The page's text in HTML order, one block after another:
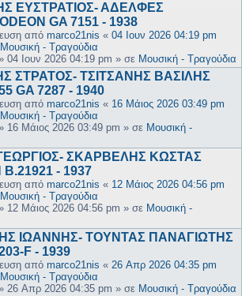
ΕΥΣΤΡΑΤΙΟΣ- ΑΔΕΛΦΕΣ
GA 7151 - 1938
από marco21nis « 04 Ιουν 2026 04:19 pm
Μουσική - Τραγούδια
04 Ιουν 2026 04:19 pm » σε Μουσική - Τραγούδια
ΣΤΡΑΤΟΣ- ΤΣΙΤΣΑΝΗΣ ΒΑΣΙΛΗΣ
GA 7287 - 1940
από marco21nis « 16 Μάιος 2026 03:49 pm
Μουσική - Τραγούδια
16 Μάιος 2026 03:49 pm » σε Μουσική -
ΣΚΑΡΒΕΛΗΣ ΚΩΣΤΑΣ
B.21921 - 1937
από marco21nis « 12 Μάιος 2026 04:56 pm
Μουσική - Τραγούδια
12 Μάιος 2026 04:56 pm » σε Μουσική -
ΙΩΑΝΝΗΣ- ΤΟΥΝΤΑΣ ΠΑΝΑΓΙΩΤΗΣ
F - 1939
από marco21nis « 26 Απρ 2026 04:35 pm
Μουσική - Τραγούδια
26 Απρ 2026 04:35 pm » σε Μουσική - Τραγούδια